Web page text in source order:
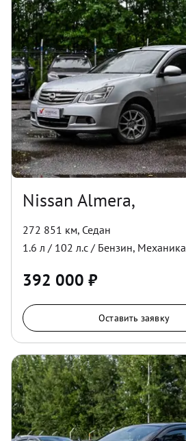
Nissan Almera,
272 851 км, Седан
1.6 л / 102 л.с / Бензин, Механика
392 000 ₽
Оставить заявку